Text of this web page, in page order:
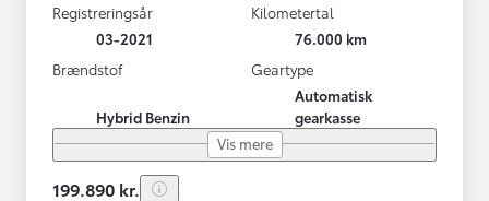
Registreringsår
03-2021
Kilometertal
76.000 km
Brændstof
Hybrid Benzin
Geartype
Automatisk
gearkasse
Vis mere
199.890 kr.